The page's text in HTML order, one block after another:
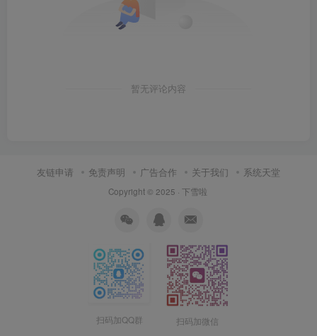
暂无评论内容
友链申请 免责声明 广告合作 关于我们 系统天堂
Copyright © 2025 · 下雪啦
扫码加QQ群 扫码加微信